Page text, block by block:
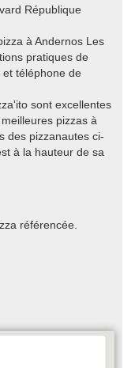
République
à Andernos Les
pratiques de
téléphone de
sont excellentes
pizzas à
des pizzanautes ci-
à la hauteur de sa
référencée.